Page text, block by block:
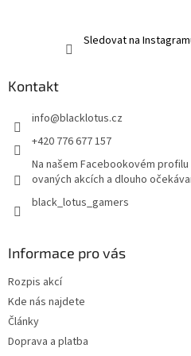
Sledovat na
Kontakt
info@blacklotus.cz
+420 776 677 157
Na našem Facebookovém
ovaných akcích a dlouho
black_lotus_gamers
Informace pro vás
Rozpis akcí
Kde nás najdete
Články
Doprava a platba